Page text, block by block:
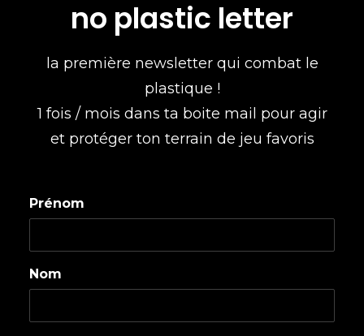
no plastic letter
la première newsletter qui combat le
plastique !
1 fois / mois dans ta boite mail pour agir
et protéger ton terrain de jeu favoris
Prénom
Nom